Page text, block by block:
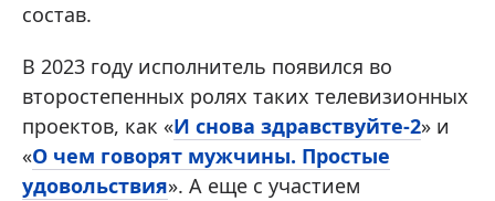
состав.
В 2023 году исполнитель появился во
второстепенных ролях таких телевизионных
проектов, как «И снова здравствуйте-2» и
«О чем говорят мужчины. Простые
удовольствия». А еще с участием